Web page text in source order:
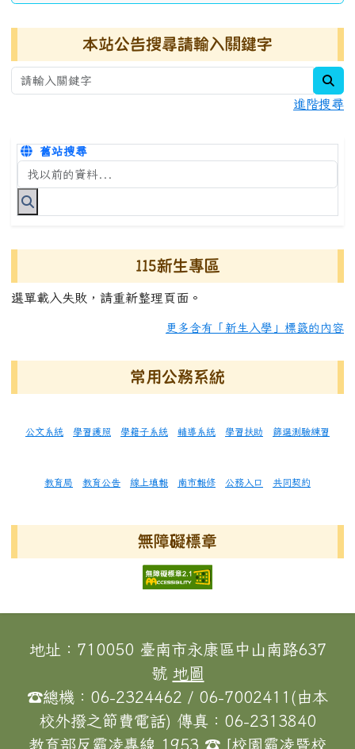
本站公告搜尋請輸入關鍵字
進階搜尋
舊站搜尋
搜尋台南市永康國小全球資訊網關鍵字
115新生專區
選單載入失敗，請重新整理頁面。
更多含有「新生入學」標籤的內容
常用公務系統
公文系統 學習護照 學籍子系統 輔導系統 學習扶助 篩選測驗練習
教育局 教育公告 線上填報 南市報修 公務入口 共同契約
無障礙標章
頁尾區域內容
地址：710050 臺南市永康區中山南路637
號 地圖
☎總機：06-2324462 / 06-7002411(由本
校外撥之節費電話) 傳真：06-2313840
教育部反霸凌專線 1953 ☎ [校園霸凌暨校